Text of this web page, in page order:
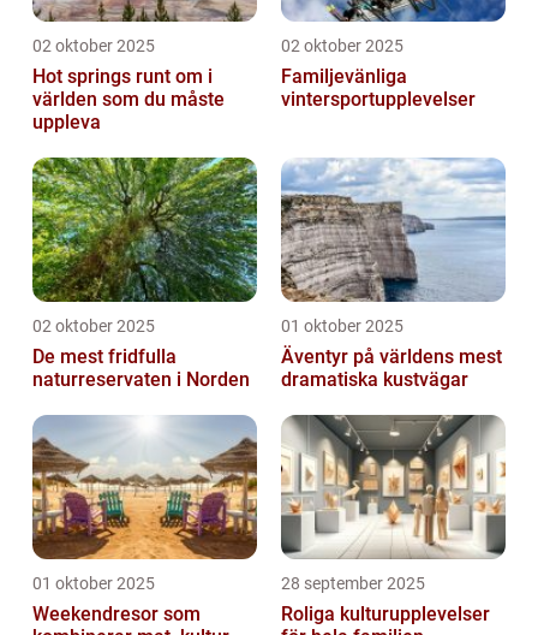
02 oktober 2025
Hot springs runt om i
världen som du måste
uppleva
02 oktober 2025
Familjevänliga
vintersportupplevelser
02 oktober 2025
De mest fridfulla
naturreservaten i Norden
01 oktober 2025
Äventyr på världens mest
dramatiska kustvägar
01 oktober 2025
Weekendresor som
28 september 2025
Roliga kulturupplevelser